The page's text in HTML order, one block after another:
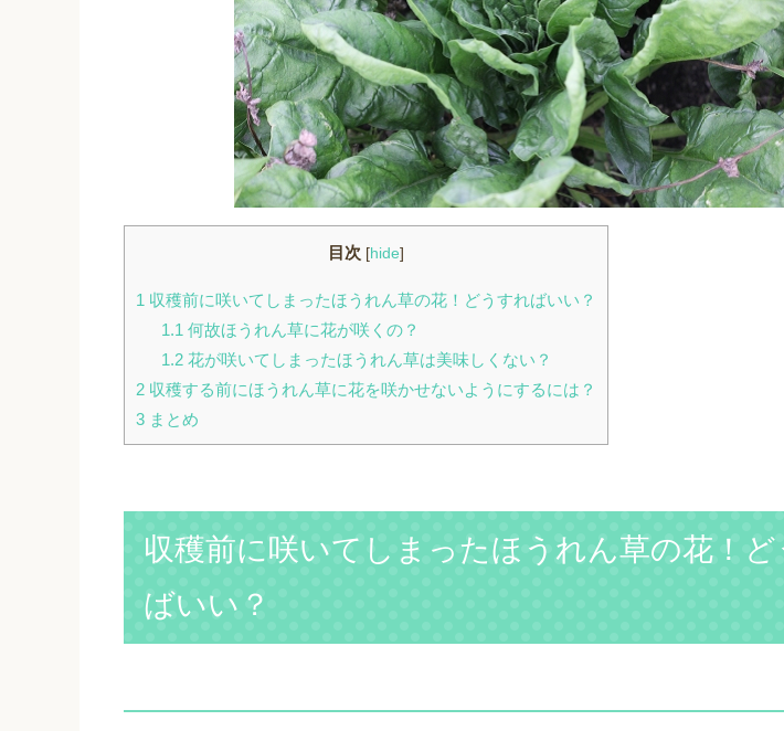
目次 [hide]
1 収穫前に咲いてしまったほうれん草の花！どうすればいい？
1.1 何故ほうれん草に花が咲くの？
1.2花が咲いてしまったほうれん草は美味しくない？
2 収穫する前にほうれん草に花を咲かせないようにするには？
3 まとめ
収穫前に咲いてしまったほうれん草の花！
ばいい？